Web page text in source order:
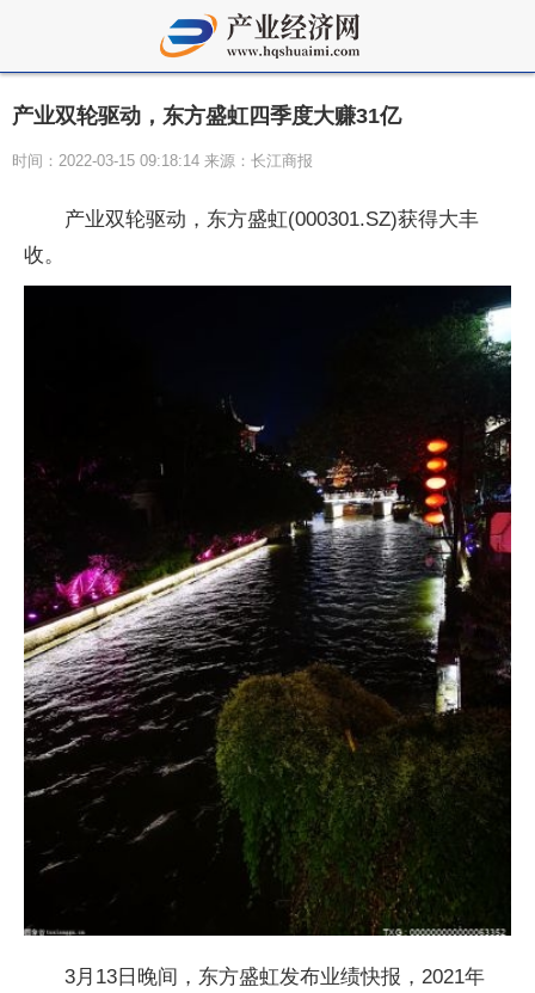
产业双轮驱动，东方盛虹四季度大赚31亿
时间：2022-03-15 09:18:14 来源：长江商报
产业双轮驱动，东方盛虹(000301.SZ)获得大丰
收。
3月13日晚间，东方盛虹发布业绩快报，2021年